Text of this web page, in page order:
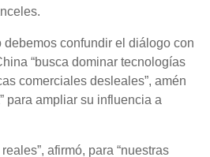
debemos confundir el diálogo con
“busca dominar tecnologías
comerciales desleales”, amén
para ampliar su influencia a
afirmó, para “nuestras